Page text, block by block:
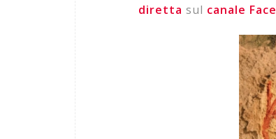
diretta sul canale